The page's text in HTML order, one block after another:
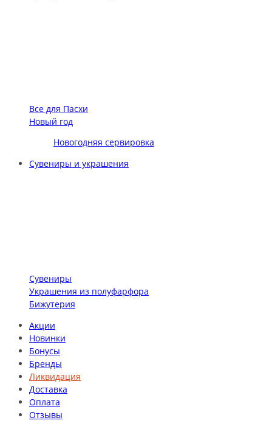
Все для Пасхи
Новый год
Новогодняя сервировка
Сувениры и украшения
Сувениры
Украшения из полуфарфора
Бижутерия
Акции
Новинки
Бонусы
Бренды
Ликвидация
Доставка
Оплата
Отзывы